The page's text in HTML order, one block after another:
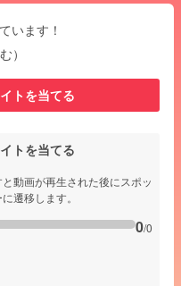
います！
）
トを当てる
トを当てる
動画が再生された後にスポッ
遷移します。
0/0